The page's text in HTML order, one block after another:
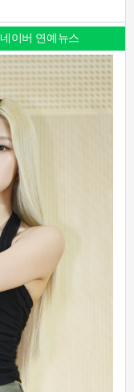
네이버 연예뉴스